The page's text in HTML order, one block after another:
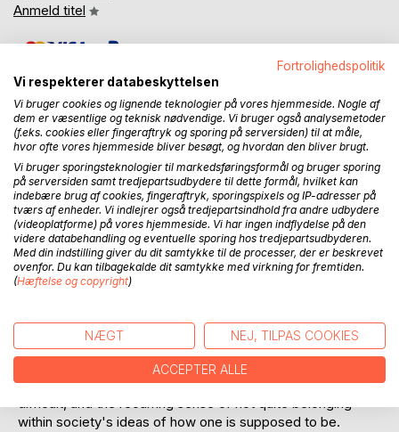
Anmeld titel
BESKRIVELSE
Many women live for years with a sense of being different
without fully understanding why.
AuDHD - Understanding Autism and ADHD in Women's
Lives offers a nuanced insight into experiences that are
often overlooked when autism and ADHD present in ways
The book explores patterns that many women only
recognise later in life: the extra energy spent trying to fit in,
the highly developed strategies used to hide what feels
difficult, and the recurring sense of not quite belonging
within society's ideas of how one is supposed to be.
Fortrolighedspolitik
Vi respekterer databeskyttelsen
Vi bruger cookies og lignende teknologier på vores hjemmeside. Nogle af
dem er væsentlige og teknisk nødvendige. Vi bruger også analysemetoder
(f.eks. cookies eller fingeraftryk og sporing på serversiden) til at måle,
hvor ofte vores hjemmeside bliver besøgt, og hvordan den bliver brugt.
Vi bruger sporingsteknologier til markedsføringsformål og bruger sporing
på serversiden samt tredjepartsudbydere til dette formål, hvilket kan
indebære brug af cookies, fingeraftryk, sporingspixels og IP-adresser på
tværs af enheder. Vi indlejrer også tredjepartsindhold fra andre udbydere
(videoplatforme) på vores hjemmeside. Vi har ingen indflydelse på den
videre databehandling og eventuelle sporing hos tredjepartsudbyderen.
Med din indstilling giver du dit samtykke til de processer, der er beskrevet
ovenfor. Du kan tilbagekalde dit samtykke med virkning for fremtiden.
(Hæftelse og copyright)
NÆGT NEJ, TILPAS COOKIES
ACCEPTER ALLE